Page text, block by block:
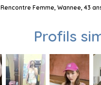
Rencontre Femme, Wannee, 43
Profils